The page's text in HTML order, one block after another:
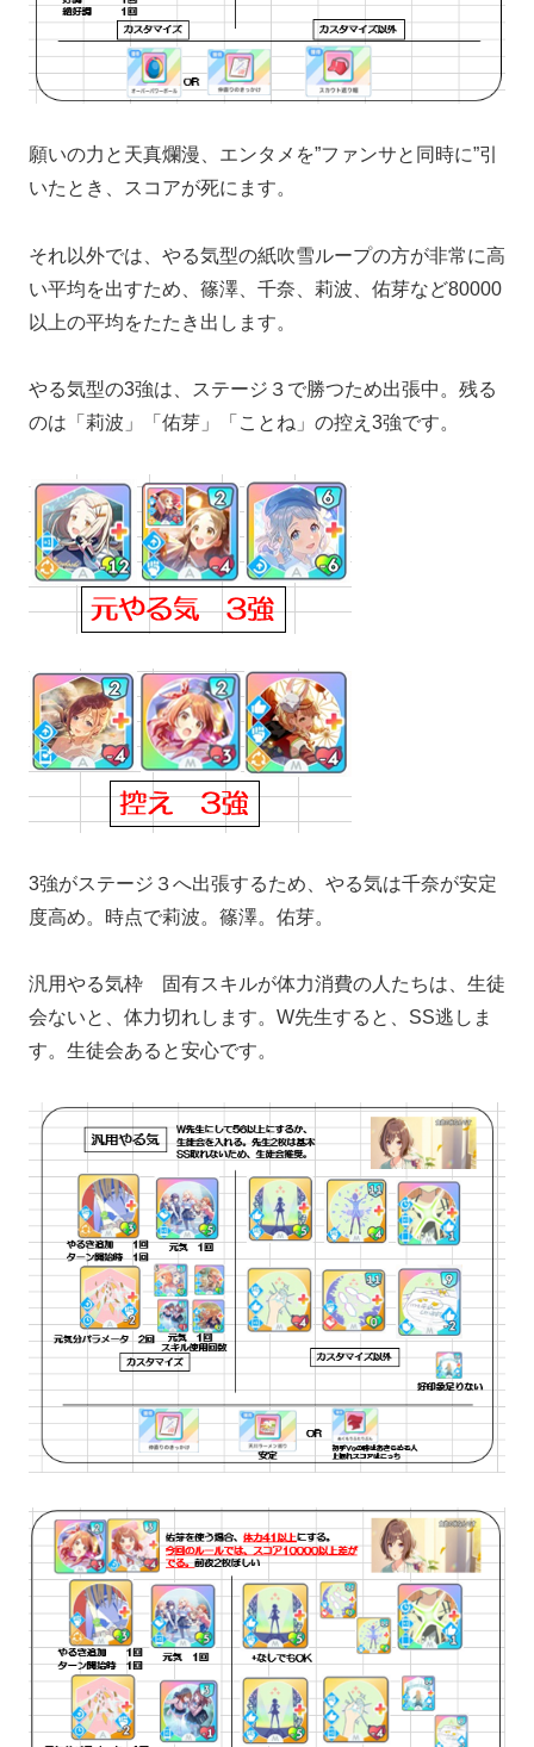
願いの力と天真爛漫、エンタメを”ファンサと同時に”引
いたとき、スコアが死にます。
それ以外では、やる気型の紙吹雪ループの方が非常に高
い平均を出すため、篠澤、千奈、莉波、佑芽など80000
以上の平均をたたき出します。
やる気型の3強は、ステージ３で勝つため出張中。残る
のは「莉波」「佑芽」「ことね」の控え3強です。
3強がステージ３へ出張するため、やる気は千奈が安定
度高め。時点で莉波。篠澤。佑芽。
汎用やる気枠 固有スキルが体力消費の人たちは、生徒
会ないと、体力切れします。W先生すると、SS逃しま
す。生徒会あると安心です。